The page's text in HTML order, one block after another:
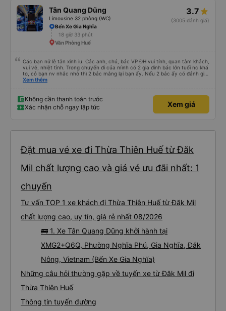
Tân Quang Dũng
Limousine 32 phòng (WC)
3.7
(3005 đánh giá)
Bến Xe Gia Nghĩa
18 giờ 33 phút
Văn Phòng Huế
Các bạn nữ lễ tân xinh iu. Các anh, chú, bác VP ĐH vui tính, quan tâm khách,
vui vẻ, nhiệt tình. Trong chuyến đi của mình có 2 gia đình bác lớn tuổi nc khá
to, có bạn nv nhắc nhở thì 2 bác mắng lại bạn ấy. Nếu 2 bác ấy có đánh giá
xấu thì mình ngược lại nha. Bạn ấy nhắc nhở rất đúng. 2 bác nói rất to. To
bạn ấy nha. Nếu bạn ấy bị trừ thì bảo bạn ấy liên hệ sđt của mình, mình hỗ
trợ ạ. Số mình đuôi 666, chuyến ĐH-NT ngày 16/1. À các bạn nữ lễ tân xinh
iu còn đổi cho mình phòng đơn sang đôi xong còn note là (một mình) yêu
Xem thêm
Không cần thanh toán trước
Xác nhận chỗ ngay lập tức
Xem giá
Đặt mua vé xe đi Thừa Thiên Huế từ Đăk
Mil chất lượng cao và giá vé ưu đãi nhất: 1
chuyến
Tư vấn TOP 1 xe khách đi Thừa Thiên Huế từ Đăk Mil
chất lượng cao, uy tín, giá rẻ nhất 08/2026
🚌 1. Xe Tân Quang Dũng khởi hành tại
XMG2+Q6Q, Phường Nghĩa Phú, Gia Nghĩa, Đắk
Nông, Vietnam (Bến Xe Gia Nghĩa)
Những câu hỏi thường gặp về tuyến xe từ Đăk Mil đi
Thừa Thiên Huế
Thông tin tuyến đường